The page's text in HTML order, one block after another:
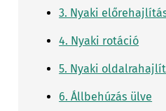
3. Nyaki
4. Nyaki rotáció
5. Nyaki
6. Állbehúzás ülve